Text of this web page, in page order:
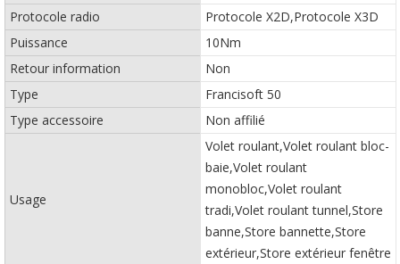
Protocole radio
Protocole X2D,Protocole X3D
Puissance
10Nm
Retour information
Non
Type
Francisoft 50
Type accessoire
Non affilié
Usage
Volet roulant,Volet roulant bloc-
baie,Volet roulant
monobloc,Volet roulant
tradi,Volet roulant tunnel,Store
banne,Store bannette,Store
extérieur,Store extérieur fenêtre